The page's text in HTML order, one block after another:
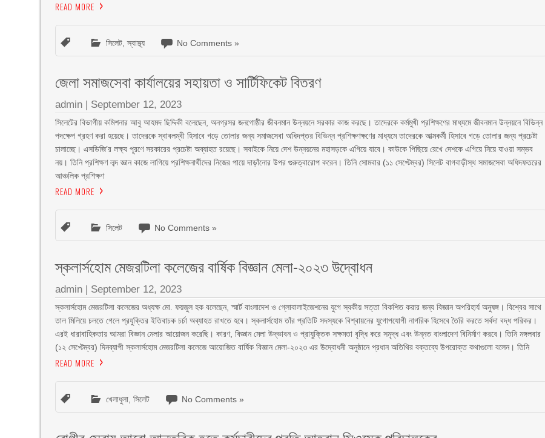
READ MORE
সিলেট ,স্বাস্থ্য No Comments »
জেলা সমাজসেবা কার্যালয়ের সহায়তা ও সার্টিফিকেট বিতরণ
admin | September 12, 2023
সিলেটের বিভাগীয় কমিশনার আবু আহমদ ছিদ্দিকী বলেছেন, অনগ্রসর জনগোষ্ঠীর জীবনমান উন্নয়নে সরকার কাজ করছে। তাদেরকে কর্মমুখী প্রশিক্ষণের মাধ্যমে জীবনমান উন্নয়নে বিভিন্ন
পদক্ষেপ গ্রহণ করা হয়েছে। তাদেরকে স্বাবলম্বী হিসাবে গড়ে তোলার জন্য সমাজসেবা অধিদপ্তর বিভিন্ন প্রশিক্ষণক্ষণের মাধ্যমে তাদেরকে আত্মকর্মী হিসাবে গড়ে তোলার জন্য প্রচেষ্টা
চালাচ্ছে। এসডিজি’র লক্ষ্য পূরণে সরকারের প্রচেষ্টা অব্যাহত রয়েছে। সবাইকে নিয়ে দেশ উন্নয়নের মহাসড়কে এগিয়ে যাবে। কাউকে পিছিয়ে রেখে দেশকে এগিয়ে নিয়ে যাওয়া সম্ভব
নয়। তিনি প্রশিক্ষণ লব্দ জ্ঞান কাজে লাগিয়ে প্রশিক্ষনার্থীদের নিজের পায়ে দাড়াঁনোর উপর গুরুত্বারোপ করেন। তিনি সোমবার (১১ সেপ্টেম্বর) সিলেট বাগবাড়ীস্থ সমাজসেবা অধিদফতরের
আঞ্চলিক প্রশিক্ষণ
READ MORE
সিলেট No Comments »
স্কলার্সহোম মেজরটিলা কলেজের বার্ষিক বিজ্ঞান মেলা-২০২৩ উদ্বোধন
admin | September 12, 2023
স্কলার্সহোম মেজরটিলা কলেজের অধ্যক্ষ মো. ফয়জুল হক বলেছেন, স্মার্ট বাংলাদেশ ও গ্লোবালাইজেশনের যুগে স্বকীয় সত্তা বিকশিত করার জন্য বিজ্ঞান অপরিহার্য অনুষঙ্গ। বিশ্বের সাথে
তাল মিলিয়ে চলতে গেলে প্রযুক্তির ইতিবাচক চর্চা অব্যাহত রাখতে হবে। স্কলার্সহোম তাঁর প্রতিটি সদস্যকে বিশ্বায়নের যুগোপযোগী নাগরিক হিসেবে তৈরি করতে সর্বদা বদ্ধ পরিকর।
এরই ধারাবাহিকতায় আমরা বিজ্ঞান মেলার আয়োজন করেছি। কারণ, বিজ্ঞান মেলা উদ্ভাবন ও প্রাযুক্তিক সক্ষমতা বৃদ্ধি করে সমৃদ্ধ এবং উন্নত বাংলাদেশ বিনির্মাণ করবে। তিনি মঙ্গলবার
(১২ সেপ্টেম্বর) দিনব্যাপী স্কলার্সহোম মেজরটিলা কলেজে আয়োজিত বার্ষিক বিজ্ঞান মেলা-২০২৩ এর উদ্বোধনী অনুষ্ঠানে প্রধান অতিথির বক্তব্যে উপরোক্ত কথাগুলো বলেন। তিনি
READ MORE
খেলাধুলা ,সিলেট No Comments »